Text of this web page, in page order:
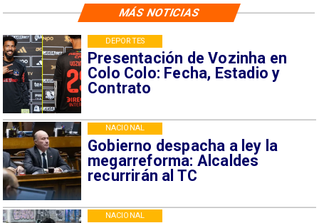
Presentación de Vozinha en
Colo Colo: Fecha, Estadio y
Contrato
DEPORTES
Gobierno despacha a ley la
megarreforma: Alcaldes
recurrirán al TC
NACIONAL
NACIONAL
MÁS NOTICIAS